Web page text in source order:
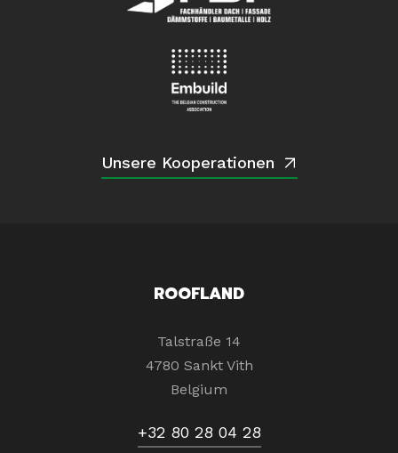
Unsere Kooperationen
ROOFLAND
Talstraße 14
4780 Sankt Vith
Belgium
+32 80 28 04 28